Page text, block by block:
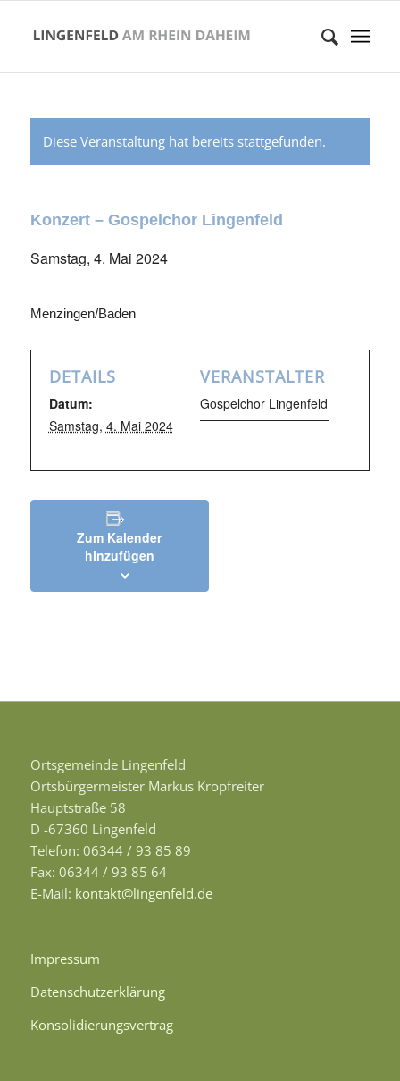
Diese Veranstaltung hat bereits stattgefunden.
Konzert – Gospelchor Lingenfeld
Samstag, 4. Mai 2024
Menzingen/Baden
DETAILS
Datum:
Samstag, 4. Mai 2024
VERANSTALTER
Gospelchor Lingenfeld
Zum Kalender
hinzufügen
Ortsgemeinde Lingenfeld
Ortsbürgermeister Markus Kropfreiter
Hauptstraße 58
D -67360 Lingenfeld
Telefon: 06344 / 93 85 89
Fax: 06344 / 93 85 64
E-Mail: kontakt@lingenfeld.de
Impressum
Datenschutzerklärung
Konsolidierungsvertrag